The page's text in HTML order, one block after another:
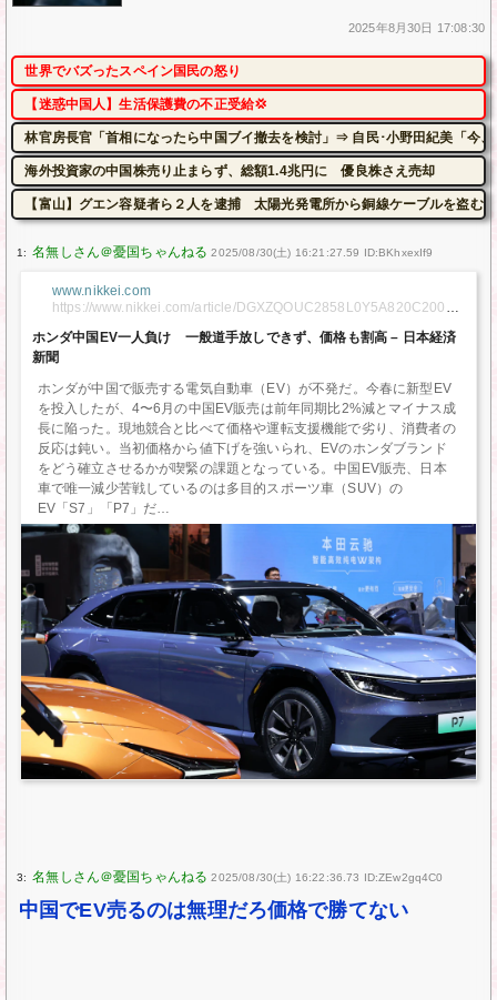
2025年8月30日 17:08:30
世界でバズったスペイン国民の怒り
【迷惑中国人】生活保護費の不正受給💢
林官房長官「首相になったら中国ブイ撤去を検討」⇒ 自民･小野田紀美「今
海外投資家の中国株売り止まらず、総額1.4兆円に 優良株さえ売却
【富山】グエン容疑者ら２人を逮捕 太陽光発電所から銅線ケーブルを盗む
1: 2025/08/30(土) 16:21:27.59 ID:BKhxexIf9
www.nikkei.com
https://www.nikkei.com/article/DGXZQOUC2858L0Y5A820C20000
ホンダ中国EV一人負け 一般道手放しできず、価格も割高 – 日本経済
新聞
ホンダが中国で販売する電気自動車（EV）が不発だ。今春に新型EV
を投入したが、4〜6月の中国EV販売は前年同期比2%減とマイナス成
長に陥った。現地競合と比べて価格や運転支援機能で劣り、消費者の
反応は鈍い。当初価格から値下げを強いられ、EVのホンダブランド
をどう確立させるかが喫緊の課題となっている。中国EV販売、日本
車で唯一減少苦戦しているのは多目的スポーツ車（SUV）の
EV「S7」「P7」だ
3: 2025/08/30(土) 16:22:36.73 ID:ZEw2gq4C0
中国でEV売るのは無理だろ価格で勝てない